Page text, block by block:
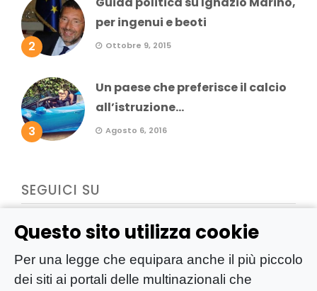
Questo sito utilizza cookie
Per una legge che equipara anche il più piccolo
dei siti ai portali delle multinazionali che
2
per ingenui e beoti
Ottobre 9, 2015
3
Un paese che preferisce il calcio
all’istruzione...
Agosto 6, 2016
SEGUICI SU